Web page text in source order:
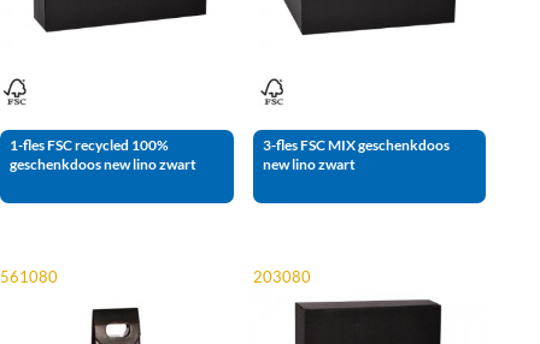
1-fles FSC recycled 100%
geschenkdoos new lino zwart
3-fles FSC MIX geschenkdoos
new lino zwart
561080 203080